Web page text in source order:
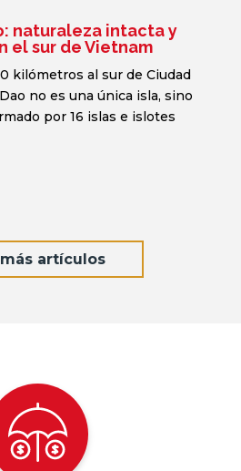
naturaleza intacta y
el sur de Vietnam
kilómetros al sur de Ciudad
no es una única isla, sino